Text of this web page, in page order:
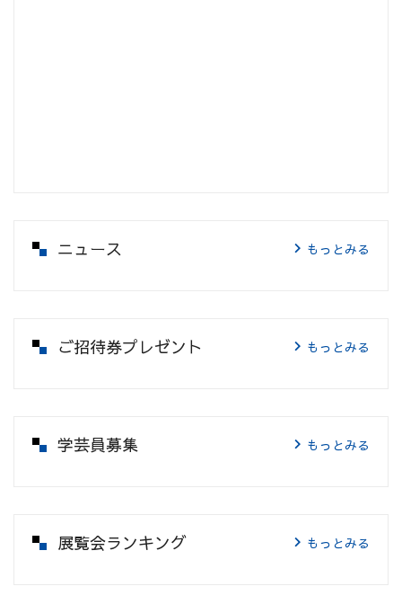
ニュース もっとみる
ご招待券プレゼント もっとみる
学芸員募集 もっとみる
展覧会ランキング もっとみる